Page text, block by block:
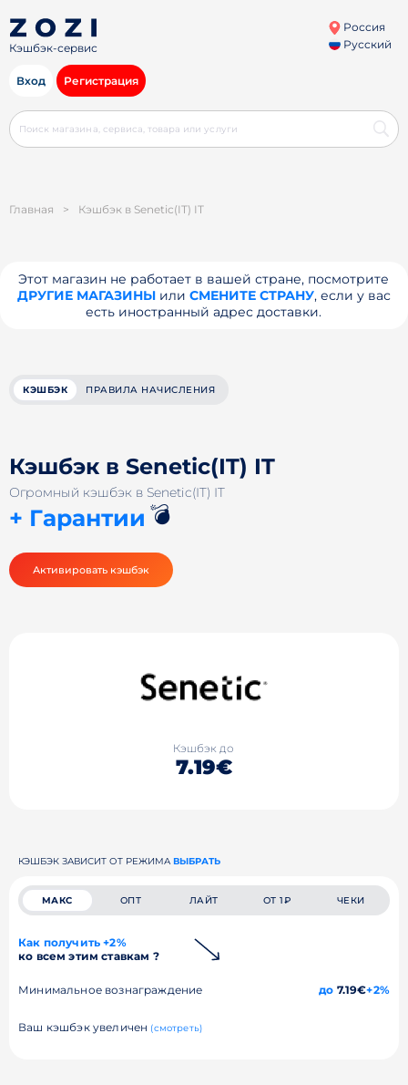
Кэшбэк-сервис
Россия
Русский
Вход Регистрация
Главная > Кэшбэк в Senetic(IT) IT
Этот магазин не работает в вашей стране, посмотрите
ДРУГИЕ МАГАЗИНЫили СМЕНИТЕ СТРАНУ, если у вас
есть иностранный адрес доставки.
КЭШБЭК ПРАВИЛА НАЧИСЛЕНИЯ
Кэшбэк в Senetic(IT) IT
Огромный кэшбэк в Senetic(IT) IT
+ Гарантии 💣
Активировать кэшбэк
Кэшбэк до
7.19€
КЭШБЭК ЗАВИСИТ ОТ РЕЖИМА ВЫБРАТЬ
МАКС ОПТ ЛАЙТ ОТ 1₽ ЧЕКИ
Как получить +2%
ко всем этим ставкам ?
Минимальное вознаграждение до 7.19€+2%
Ваш кэшбэк увеличен (смотреть)